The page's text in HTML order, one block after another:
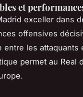
et
exceller dans
offensives
les attaquants
permet au Real